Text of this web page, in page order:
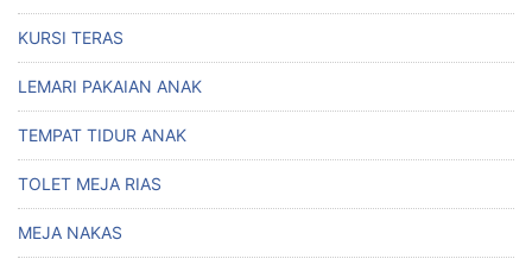
KURSI TERAS
LEMARI PAKAIAN ANAK
TEMPAT TIDUR ANAK
TOLET MEJA RIAS
MEJA NAKAS